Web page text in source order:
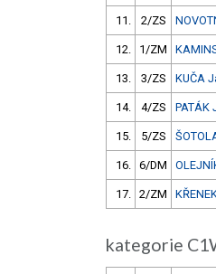
11. 2/ZS
12. 1/ZM
13. 3/ZS KUČA
14. 4/ZS PATÁK
15. 5/ZS
16. 6/DM
17. 2/ZM
kategorie